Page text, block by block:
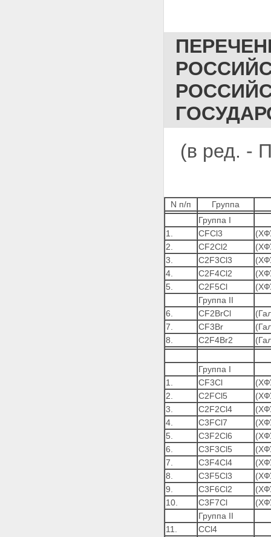
(в ред. -
N п/п
Группа
Группа I
1.
CFCl3
2.
CF2Cl2
3.
С2F3Cl3
4.
С2F4Сl2
5.
C2F5Cl
Группа II
6.
CF2BrCl
7.
CF3Br
8.
С2F4Br2
Группа I
1.
CF3Cl
2.
C2FCl5
3.
C2F2Cl4
4.
C3FCl7
5.
C3F2Cl6
6.
C3F3Cl5
7.
C3F4Cl4
8.
C3F5Cl3
9.
C3F6Cl2
10.
C3F7Cl
Группа II
11.
CCl4